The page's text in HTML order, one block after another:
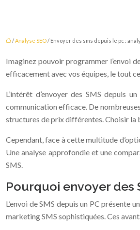
/Analyse SEO/ Envoyer des sms depuis le pc :
Imaginez pouvoir programmer l’envoi
efficacement avec vos équipes, le tout
L’intérêt d’envoyer des SMS depuis
communication efficace. De
structures de prix différentes. Choisir la
Cependant, face à cette multitude
Une analyse approfondie et une
SMS.
Pourquoi envoyer des
L’envoi de SMS depuis un PC
marketing SMS sophistiquées. Ces